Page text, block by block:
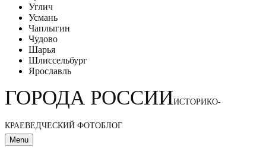
Углич
Усмань
Чаплыгин
Чудово
Шарья
Шлиссельбург
Ярославль
ГОРОДА РОССИИИСТОРИКО-
КРАЕВЕДЧЕСКИЙ ФОТОБЛОГ
Menu